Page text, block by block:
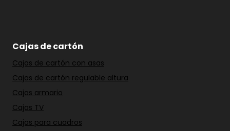
Cajas de cartón
Cajas de cartón con asas
Cajas de cartón regulable altura
Cajas armario
Cajas TV
Cajas para cuadros